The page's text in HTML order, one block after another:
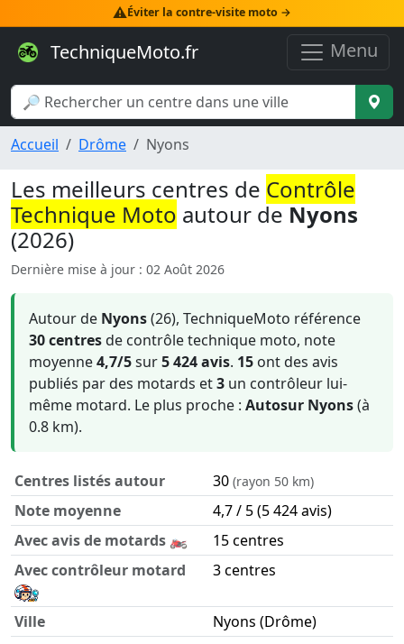
⚠️Éviter la contre-visite moto →
TechniqueMoto.fr Menu
Accueil Drôme Nyons
Les meilleurs centres de Contrôle
Technique Moto autour deNyons
(2026)
Dernière mise à jour : 02 Août 2026
Autour de Nyons(26), TechniqueMoto référence
30 centresde contrôle technique moto, note
moyenne4,7/5sur5 424 avis. 15 ont des avis
publiés par des motards et3 un contrôleur lui-
même motard. Le plus proche : Autosur Nyons(à
0.8 km).
Centres listés autour 30 (rayon 50 km)
Note moyenne
4,7 / 5 (5 424 avis)
Avec avis de motards 🏍️
15 centres
Avec contrôleur motard
3 centres
Ville
Nyons (Drôme)